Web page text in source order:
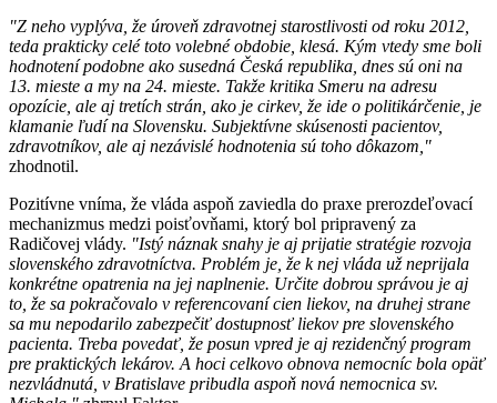
"Z neho vyplýva, že úroveň zdravotnej starostlivosti od roku 2012,
teda prakticky celé toto volebné obdobie, klesá. Kým vtedy sme boli
hodnotení podobne ako susedná Česká republika, dnes sú oni na
13. mieste a my na 24. mieste. Takže kritika Smeru na adresu
opozície, ale aj tretích strán, ako je cirkev, že ide o politikárčenie, je
klamanie ľudí na Slovensku. Subjektívne skúsenosti pacientov,
zdravotníkov, ale aj nezávislé hodnotenia sú toho dôkazom,"
zhodnotil.
Pozitívne vníma, že vláda aspoň zaviedla do praxe prerozdeľovací
mechanizmus medzi poisťovňami, ktorý bol pripravený za
Radičovej vlády. "Istý náznak snahy je aj prijatie stratégie rozvoja
slovenského zdravotníctva. Problém je, že k nej vláda už neprijala
konkrétne opatrenia na jej naplnenie. Určite dobrou správou je aj
to, že sa pokračovalo v referencovaní cien liekov, na druhej strane
sa mu nepodarilo zabezpečiť dostupnosť liekov pre slovenského
pacienta. Treba povedať, že posun vpred je aj rezidenčný program
pre praktických lekárov. A hoci celkovo obnova nemocníc bola opäť
nezvládnutá, v Bratislave pribudla aspoň nová nemocnica sv.